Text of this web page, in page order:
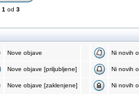
1 od 3
Nove objave Ni novih
Nove objave [priljubljene] Ni novih
Nove objave [zaklenjene] Ni novih